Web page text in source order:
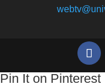
Pin It on Pinterest